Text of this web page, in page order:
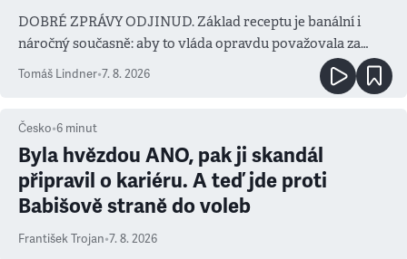
DOBRÉ ZPRÁVY ODJINUD. Základ receptu je banální i
náročný současně: aby to vláda opravdu považovala za
prioritu
Tomáš Lindner•7. 8. 2026
Česko•6 minut
Byla hvězdou ANO, pak ji skandál
připravil o kariéru. A teď jde proti
Babišově straně do voleb
František Trojan•7. 8. 2026